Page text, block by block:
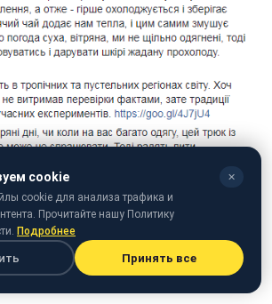
cookie ✕
cookie для анализа трафика и
Прочитайте нашу Политику
Подробнее
Принять все